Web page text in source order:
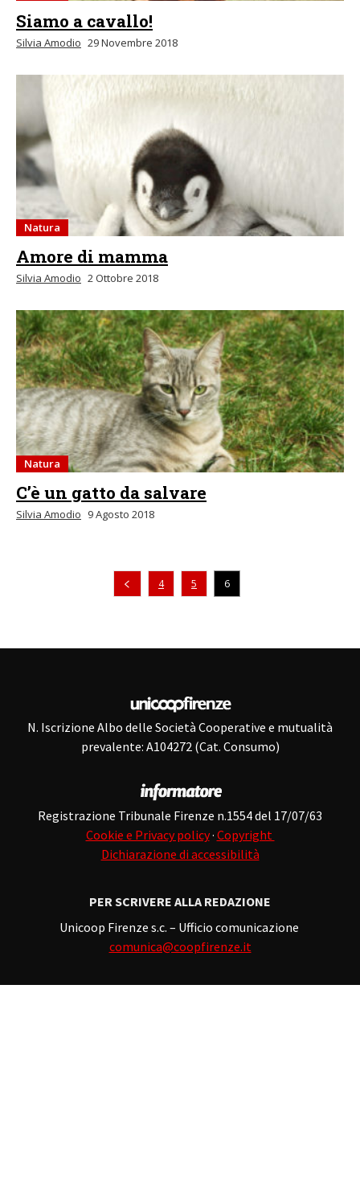
Siamo a cavallo!
Silvia Amodio 29 Novembre 2018
Natura
Amore di mamma
Silvia Amodio 2 Ottobre 2018
Natura
C’è un gatto da salvare
Silvia Amodio 9 Agosto 2018
Pagina precedente
4 5 6
N. Iscrizione Albo delle Società Cooperative e mutualità
prevalente: A104272 (Cat. Consumo)
Registrazione Tribunale Firenze n.1554 del 17/07/63
Cookie e Privacy policy· Copyright
Dichiarazione di accessibilità
PER SCRIVERE ALLA REDAZIONE
Unicoop Firenze s.c. – Ufficio comunicazione
comunica@coopfirenze.it